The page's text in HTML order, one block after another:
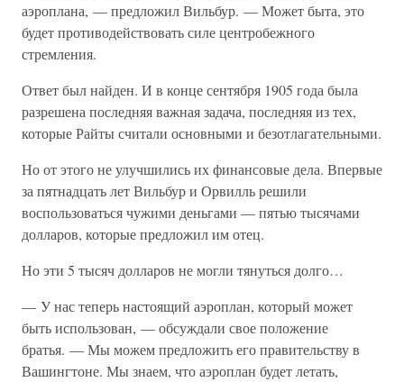
аэроплана, — предложил Вильбур. — Может быта, это
будет противодействовать силе центробежного
стремления.
Ответ был найден. И в конце сентября 1905 года была
разрешена последняя важная задача, последняя из тех,
которые Райты считали основными и безотлагательными.
Но от этого не улучшились их финансовые дела. Впервые
за пятнадцать лет Вильбур и Орвилль решили
воспользоваться чужими деньгами — пятью тысячами
долларов, которые предложил им отец.
Но эти 5 тысяч долларов не могли тянуться долго…
— У нас теперь настоящий аэроплан, который может
быть использован, — обсуждали свое положение
братья. — Мы можем предложить его правительству в
Вашингтоне. Мы знаем, что аэроплан будет летать,